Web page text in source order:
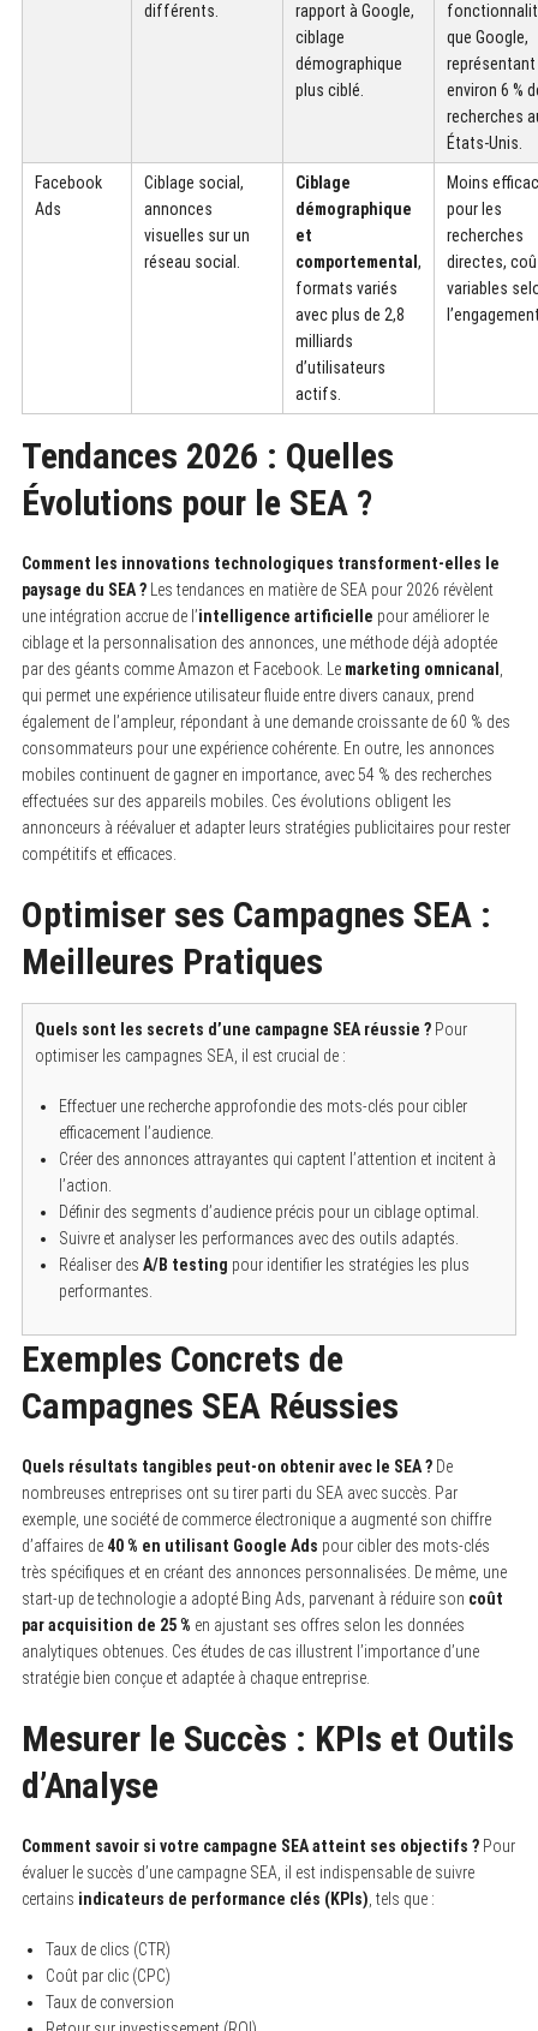
différents.
rapport à Google,
ciblage
démographique
plus ciblé.
que Google,
représentant
environ 6 %
recherches
États-Unis.
Facebook
Ads
Ciblage social,
annonces
visuelles sur un
réseau social.
Ciblage
démographique
et
comportemental ,
formats variés
avec plus de 2,8
milliards
d’utilisateurs
actifs.
Moins
pour les
recherches
directes,
variables
Tendances 2026 : Quelles
Évolutions pour le SEA ?
Comment les innovations technologiques transforment-elles le
paysage du SEA ?Les tendances en matière de SEA pour 2026 révèlent
une intégration accrue de l’intelligence artificielle pour améliorer le
ciblage et la personnalisation des annonces, une méthode déjà adoptée
par des géants comme Amazon et Facebook. Le marketing omnicanal ,
qui permet une expérience utilisateur fluide entre divers canaux, prend
également de l’ampleur, répondant à une demande croissante de 60 % des
consommateurs pour une expérience cohérente. En outre, les annonces
mobiles continuent de gagner en importance, avec 54 % des recherches
effectuées sur des appareils mobiles. Ces évolutions obligent les
annonceurs à réévaluer et adapter leurs stratégies publicitaires pour rester
compétitifs et efficaces.
Optimiser ses Campagnes SEA :
Meilleures Pratiques
Quels sont les secrets d’une campagne SEA réussie ?Pour
optimiser les campagnes SEA, il est crucial de :
Effectuer une recherche approfondie des mots-clés pour cibler
efficacement l’audience.
Créer des annonces attrayantes qui captent l’attention et incitent à
l’action.
Définir des segments d’audience précis pour un ciblage optimal.
Suivre et analyser les performances avec des outils adaptés.
Réaliser des A/B testing pour identifier les stratégies les plus
performantes.
Exemples Concrets de
Campagnes SEA Réussies
Quels résultats tangibles peut-on obtenir avec le SEA ?De
nombreuses entreprises ont su tirer parti du SEA avec succès. Par
exemple, une société de commerce électronique a augmenté son chiffre
d’affaires de 40 % en utilisant Google Ads pour cibler des mots-clés
très spécifiques et en créant des annonces personnalisées. De même, une
start-up de technologie a adopté Bing Ads, parvenant à réduire son coût
par acquisition de 25 % en ajustant ses offres selon les données
analytiques obtenues. Ces études de cas illustrent l’importance d’une
stratégie bien conçue et adaptée à chaque entreprise.
Mesurer le Succès : KPIs et Outils
d’Analyse
Comment savoir si votre campagne SEA atteint ses objectifs ?Pour
évaluer le succès d’une campagne SEA, il est indispensable de suivre
certains indicateurs de performance clés (KPIs), tels que :
Taux de clics (CTR)
Coût par clic (CPC)
Taux de conversion